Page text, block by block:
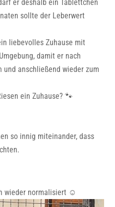
er deshalb ein Tablettchen
sollte der Leberwert
liebevolles Zuhause mit
damit er nach
und anschließend wieder zum
ein Zuhause? 🐾
so innig miteinander, dass
wieder normalisiert ☺️